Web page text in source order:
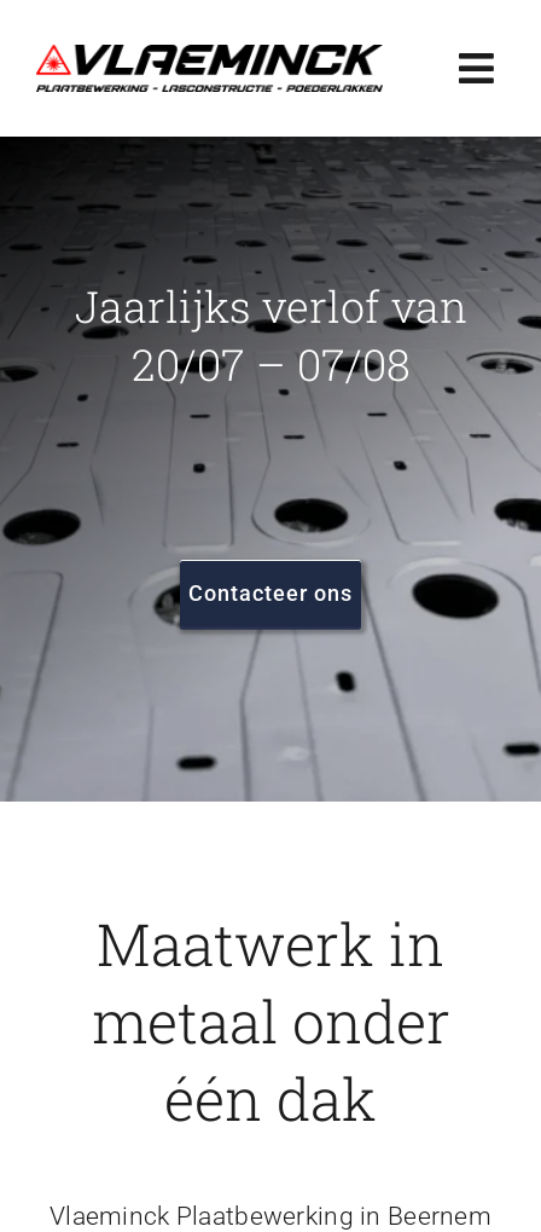
naar
inhoud
Plaatbewerking
Lasconstructie
Poederlakken
Projecten
FAQ
Vacatures
Jaarlijks verlof van
20/07 – 07/08
Contacteer ons
Maatwerk in
metaal onder
één dak
Vlaeminck Plaatbewerking in Beernem